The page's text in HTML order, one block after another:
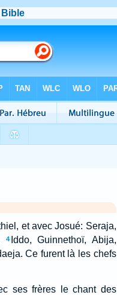
et avec Josué: Seraja,
4 Iddo, Guinnethoï, Abija,
Ce furent là les chefs
ses frères le chant des